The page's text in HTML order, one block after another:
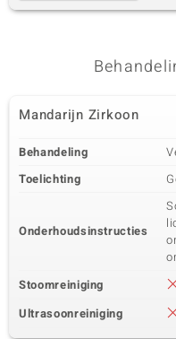
Mandarijn Zirkoon
Behandeling
Toelichting
Onderhoudsinstructies
Stoomreiniging
Ultrasoonreiniging